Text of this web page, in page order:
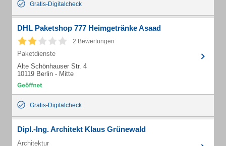
Gratis-Digitalcheck
DHL Paketshop 777 Heimgetränke Asaad
2 Bewertungen
Paketdienste
Alte Schönhauser Str. 4
10119 Berlin - Mitte
Gratis-Digitalcheck
Dipl.-Ing. Architekt Klaus Grünewald
Architektur